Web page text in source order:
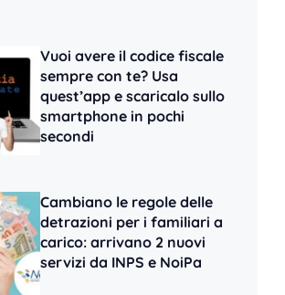
Vuoi avere il codice fiscale
sempre con te? Usa
quest’app e scaricalo sullo
smartphone in pochi
secondi
Cambiano le regole delle
detrazioni per i familiari a
carico: arrivano 2 nuovi
servizi da INPS e NoiPa